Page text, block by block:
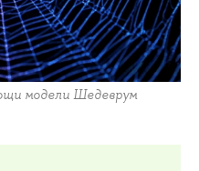
модели Шедеврум